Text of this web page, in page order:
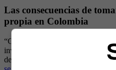
Las consecuencias de
propia en Colombia
“Cuando los ciudadanos
involucra de forma individual, se
defensa, pero cuando se trata de